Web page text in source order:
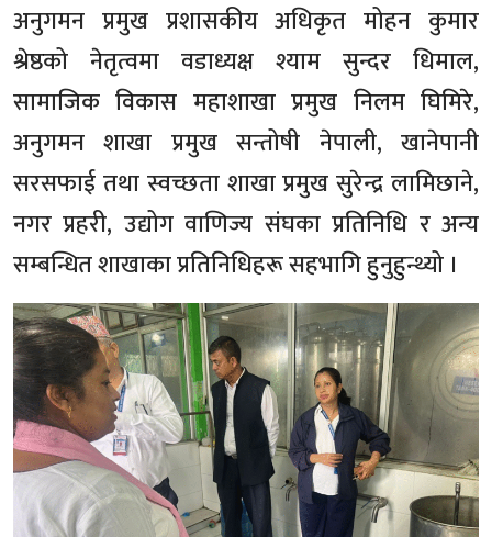
अनुगमन प्रमुख प्रशासकीय अधिकृत मोहन कुमार
श्रेष्ठको नेतृत्वमा वडाध्यक्ष श्याम सुन्दर धिमाल,
सामाजिक विकास महाशाखा प्रमुख निलम घिमिरे,
अनुगमन शाखा प्रमुख सन्तोषी नेपाली, खानेपानी
सरसफाई तथा स्वच्छता शाखा प्रमुख सुरेन्द्र लामिछाने,
नगर प्रहरी, उद्योग वाणिज्य संघका प्रतिनिधि र अन्य
सम्बन्धित शाखाका प्रतिनिधिहरू सहभागि हुनुहुन्थ्यो ।